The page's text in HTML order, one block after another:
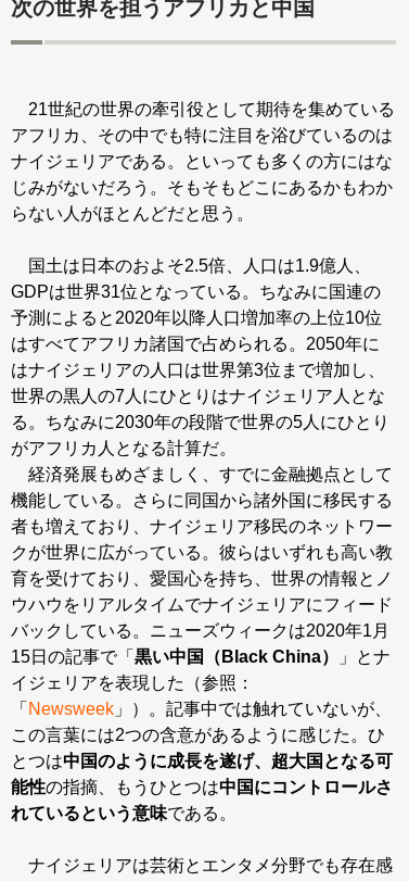
次の世界を担うアフリカと中国
21世紀の世界の牽引役として期待を集めている
アフリカ、その中でも特に注目を浴びているのは
ナイジェリアである。といっても多くの方にはな
じみがないだろう。そもそもどこにあるかもわか
らない人がほとんどだと思う。
国土は日本のおよそ2.5倍、人口は1.9億人、
GDPは世界31位となっている。ちなみに国連の
予測によると2020年以降人口増加率の上位10位
はすべてアフリカ諸国で占められる。2050年に
はナイジェリアの人口は世界第3位まで増加し、
世界の黒人の7人にひとりはナイジェリア人とな
る。ちなみに2030年の段階で世界の5人にひとり
がアフリカ人となる計算だ。
経済発展もめざましく、すでに金融拠点として
機能している。さらに同国から諸外国に移民する
者も増えており、ナイジェリア移民のネットワー
クが世界に広がっている。彼らはいずれも高い教
育を受けており、愛国心を持ち、世界の情報とノ
ウハウをリアルタイムでナイジェリアにフィード
バックしている。ニューズウィークは2020年1月
15日の記事で「 黒い中国（Black China）
」とナ
イジェリアを表現した（参照：
「 Newsweek 」）。記事中では触れていないが、
この言葉には2つの含意があるように感じた。ひ
とつは中国のように成長を遂げ、超大国となる可
能性の指摘、もうひとつは中国にコントロールさ
れているという意味である。
ナイジェリアは芸術とエンタメ分野でも存在感